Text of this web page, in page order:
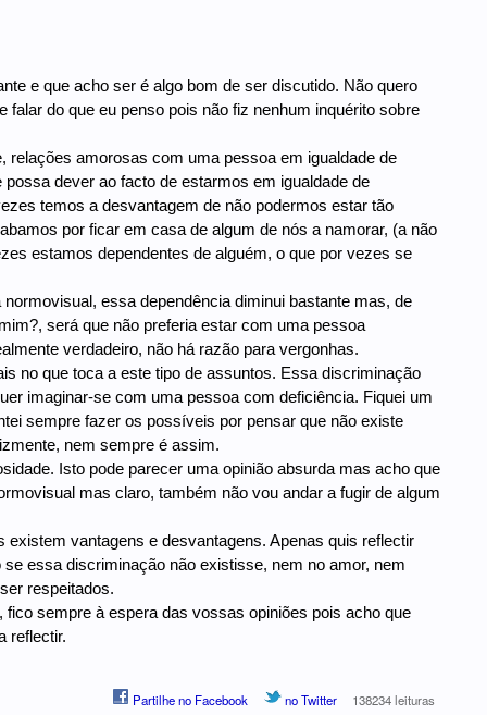
e que acho ser é algo bom de ser discutido. Não quero
do que eu penso pois não fiz nenhum inquérito sobre
amorosas com uma pessoa em igualdade de
dever ao facto de estarmos em igualdade de
temos a desvantagem de não podermos estar tão
por ficar em casa de algum de nós a namorar, (a não
estamos dependentes de alguém, o que por vezes se
essa dependência diminui bastante mas, de
será que não preferia estar com uma pessoa
verdadeiro, não há razão para vergonhas.
no que toca a este tipo de assuntos. Essa discriminação
imaginar-se com uma pessoa com deficiência. Fiquei um
sempre fazer os possíveis por pensar que não existe
nem sempre é assim.
Isto pode parecer uma opinião absurda mas acho que
mas claro, também não vou andar a fugir de algum
vantagens e desvantagens. Apenas quis reflectir
essa discriminação não existisse, nem no amor, nem
respeitados.
sempre à espera das vossas opiniões pois acho que
reflectir.
Partilhe no Facebook no Twitter 138234 leituras